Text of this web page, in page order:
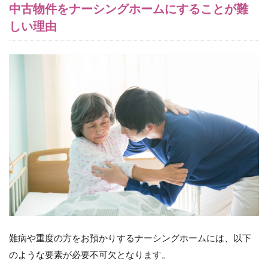
中古物件をナーシングホームにすることが難
しい理由
難病や重度の方をお預かりするナーシングホームには、以下
のような要素が必要不可欠となります。